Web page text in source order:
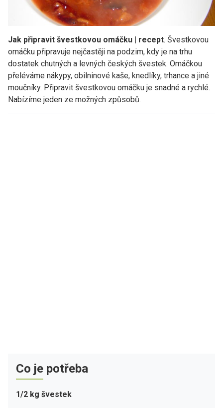
Jak připravit švestkovou omáčku | recept. Švestkovou
omáčku připravuje nejčastěji na podzim, kdy je na trhu
dostatek chutných a levných českých švestek. Omáčkou
přeléváme nákypy, obilninové kaše, knedlíky, trhance a jiné
moučníky. Připravit švestkovou omáčku je snadné a rychlé.
Nabízíme jeden ze možných způsobů.
Co je potřeba
1/2 kg švestek